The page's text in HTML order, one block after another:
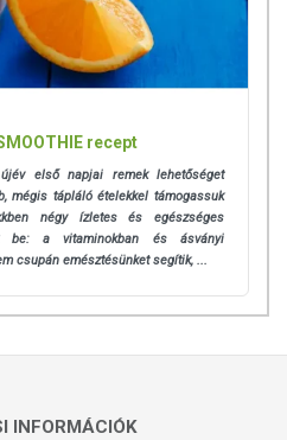
recept
első napjai remek lehetőséget
mégis tápláló ételekkel támogassuk
négy ízletes és egészséges
be: a vitaminokban és ásványi
csupán emésztésünket segítik, ...
INFORMÁCIÓK